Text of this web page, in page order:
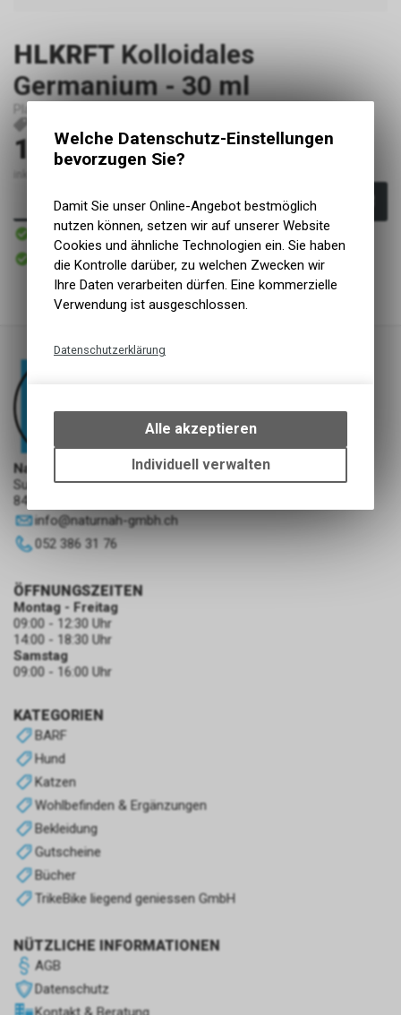
HLKRFT Kolloidales
Germanium - 30 ml
Plasma
19.50CHF
In den Warenkorb
Sofort verfügbar
Versand
Sofort abholbar
Abholung NaturNah GmbH
NaturNah GmbH
Sunnehofstrasse 7
8493 Saland
info@naturnah-gmbh.ch
052 386 31 76
KATEGORIEN
BARF
Hund
Katzen
Wohlbefinden & Ergänzungen
Bekleidung
Gutscheine
Bücher
TrikeBike liegend geniessen GmbH
NÜTZLICHE INFORMATIONEN
AGB
Datenschutz
ÖFFNUNGSZEITEN
Montag - Freitag
09:00 - 12:30 Uhr
14:00 - 18:30 Uhr
Samstag
09:00 - 16:00 Uhr
Welche Datenschutz-Einstellungen
bevorzugen Sie?
Damit Sie unser Online-Angebot bestmöglich
nutzen können, setzen wir auf unserer Website
Cookies und ähnliche Technologien ein. Sie haben
die Kontrolle darüber, zu welchen Zwecken wir
Ihre Daten verarbeiten dürfen. Eine kommerzielle
Verwendung ist ausgeschlossen.
Datenschutzerklärung
bestimmte Interaktionen und
Einstellungen auf Ihrem Gerät,
um die grundlegenden
Funktionen unseres Online-
des Warenkorbs, zu
Alle akzeptieren
Individuell verwalten